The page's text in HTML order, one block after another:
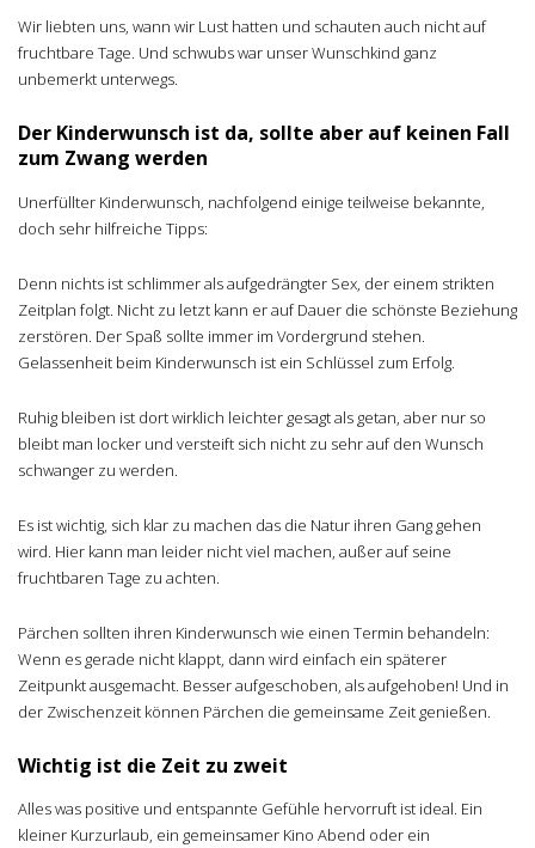
Wir liebten uns, wann wir Lust hatten und schauten auch nicht auf
fruchtbare Tage. Und schwubs war unser Wunschkind ganz
unbemerkt unterwegs.
Der Kinderwunsch ist da, sollte aber auf keinen Fall
zum Zwang werden
Unerfüllter Kinderwunsch, nachfolgend einige teilweise bekannte,
doch sehr hilfreiche Tipps:
Denn nichts ist schlimmer als aufgedrängter Sex, der einem strikten
Zeitplan folgt. Nicht zu letzt kann er auf Dauer die schönste Beziehung
zerstören. Der Spaß sollte immer im Vordergrund stehen.
Gelassenheit beim Kinderwunsch ist ein Schlüssel zum Erfolg.
Ruhig bleiben ist dort wirklich leichter gesagt als getan, aber nur so
bleibt man locker und versteift sich nicht zu sehr auf den Wunsch
schwanger zu werden.
Es ist wichtig, sich klar zu machen das die Natur ihren Gang gehen
wird. Hier kann man leider nicht viel machen, außer auf seine
fruchtbaren Tage zu achten.
Pärchen sollten ihren Kinderwunsch wie einen Termin behandeln:
Wenn es gerade nicht klappt, dann wird einfach ein späterer
Zeitpunkt ausgemacht. Besser aufgeschoben, als aufgehoben! Und in
der Zwischenzeit können Pärchen die gemeinsame Zeit genießen.
Wichtig ist die Zeit zu zweit
Alles was positive und entspannte Gefühle hervorruft ist ideal. Ein
kleiner Kurzurlaub, ein gemeinsamer Kino Abend oder ein